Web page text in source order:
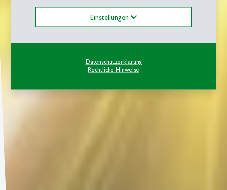
Einstellungen
Datenschutzerklärung
Rechtliche Hinweise